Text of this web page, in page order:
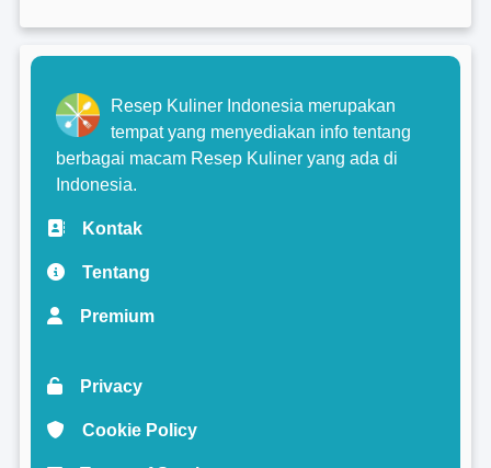
Resep Kuliner Indonesia merupakan
tempat yang menyediakan info tentang
berbagai macam Resep Kuliner yang ada di
Indonesia.
Kontak
Tentang
Premium
Privacy
Cookie Policy